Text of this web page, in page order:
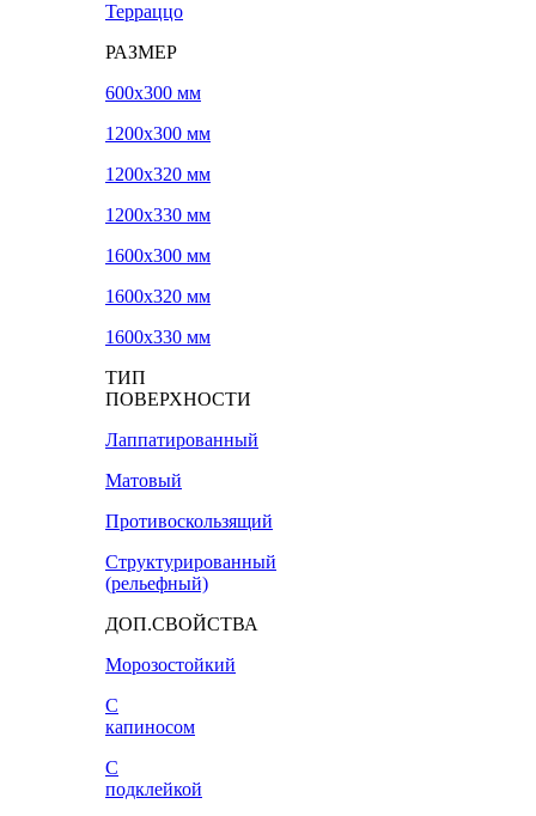
Терраццо
РАЗМЕР
600х300 мм
1200х300 мм
1200х320 мм
1200х330 мм
1600х300 мм
1600х320 мм
1600х330 мм
ТИП
ПОВЕРХНОСТИ
Лаппатированный
Матовый
Противоскользящий
Структурированный
(рельефный)
ДОП.СВОЙСТВА
Морозостойкий
С
капиносом
С
подклейкой